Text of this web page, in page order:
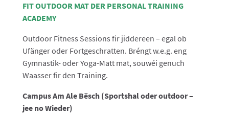
FIT OUTDOOR MAT DER PERSONAL TRAINING
ACADEMY
Outdoor Fitness Sessions fir jiddereen – egal ob
Ufänger oder Fortgeschratten. Bréngt w.e.g. eng
Gymnastik- oder Yoga-Matt mat, souwéi genuch
Waasser fir den Training.
Campus Am Ale Bësch (Sportshal oder outdoor –
jee no Wieder)